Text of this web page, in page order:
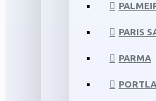
PARIS
PARMA